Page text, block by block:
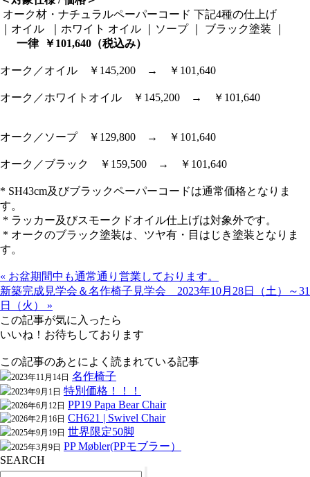
オーク材・ナチュラルペーパーコード 下記4種の仕上げ
｜オイル ｜ホワイト オイル ｜ソープ ｜ ブラック塗装 ｜
一律 ￥101,640（税込み）
オーク／オイル ￥145,200 → ￥101,640
オーク／ホワイトオイル ￥145,200 → ￥101,640
オーク／ソープ ￥129,800 → ￥101,640
オーク／ブラック ￥159,500 → ￥101,640
* SH43cm及びブラックペーパーコードは通常価格となりま
す。
* ラッカー及びスモークドオイル仕上げは対象外です。
* オークのブラック塗装は、ツヤ有・目はじき塗装となりま
す。
« お盆期間中も通常通り営業しております。
新築完成見学会＆名作椅子見学会 2023年10月28日（土）～31
日（火） »
この記事が気に入ったら
いいね！お待ちしております
この記事のあとによく読まれている記事
2023年11月14日 名作椅子
2023年9月1日 特別価格！！！
2026年6月12日 PP19 Papa Bear Chair
2026年2月16日 CH621 | Swivel Chair
2025年9月19日 世界限定50脚
2025年3月9日 PP Møbler(PPモブラー）
SEARCH